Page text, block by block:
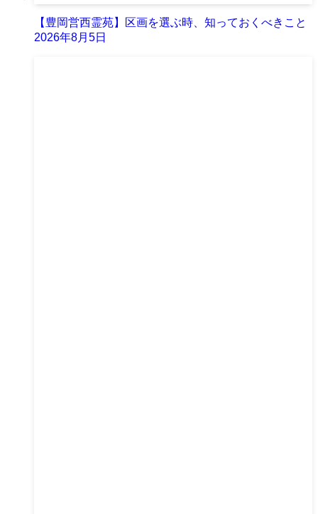
【豊岡営西霊苑】区画を選ぶ時、知っておくべきこと
2026年8月5日